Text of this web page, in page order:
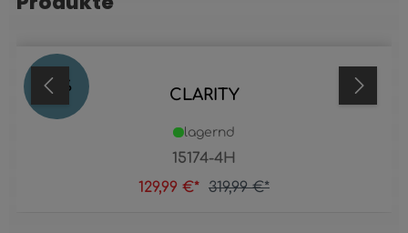
59 % CLARITY
15174-4H
lagernd
129,99 €* 319,99 €*